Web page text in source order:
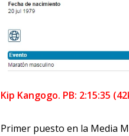
Kip Kangogo. PB: 2:15:35
Primer puesto en la Media